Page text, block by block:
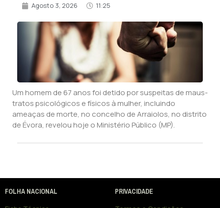
Agosto 3, 2026 11:25
Um homem de 67 anos foi detido por suspeitas de maus-
tratos psicológicos e físicos à mulher, incluindo
ameaças de morte, no concelho de Arraiolos, no distrito
de Évora, revelou hoje o Ministério Público (MP).
FOLHA NACIONAL PRIVACIDADE